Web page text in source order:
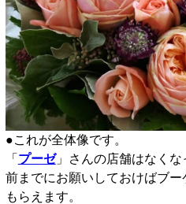
●これが全体像です。
「 プーゼ」さんの店舗はなく
前までにお願いしておけばブ
もらえます。